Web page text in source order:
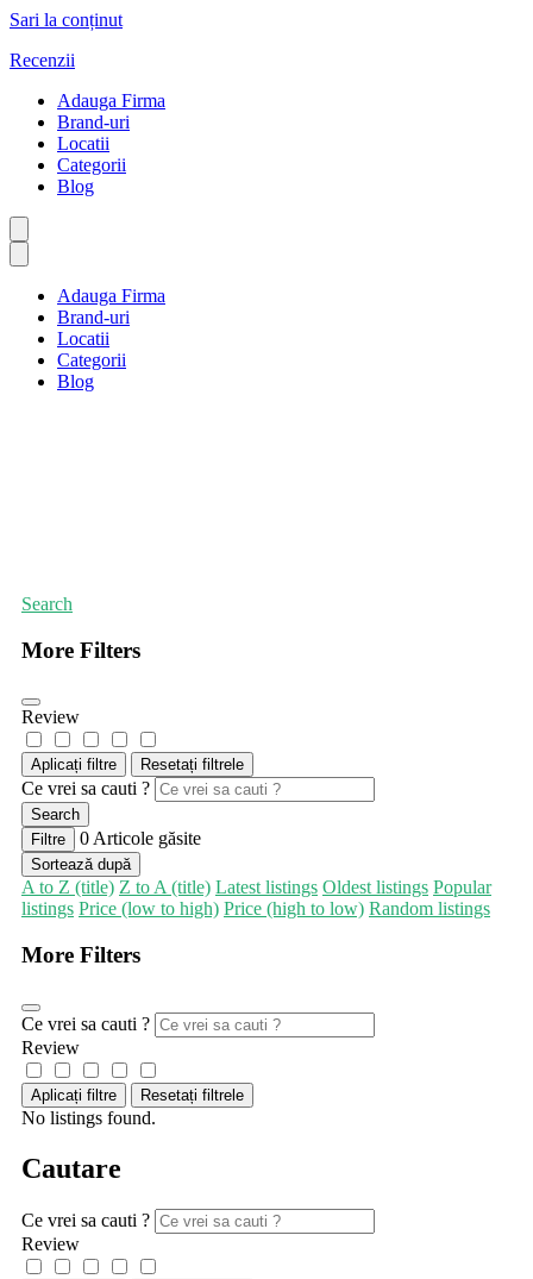
Sari la conținut
Recenzii
Adauga Firma
Brand-uri
Locatii
Categorii
Blog
Adauga Firma
Brand-uri
Locatii
Categorii
Blog
Search
More Filters
Review
Aplicați filtre Resetați filtrele
Ce vrei sa cauti ?
Search
Filtre
0 Articole găsite
Sortează după
A to Z (title) Z to A (title) Latest listings Oldest listings Popular
listings Price (low to high) Price (high to low) Random listings
More Filters
Ce vrei sa cauti ?
Review
Aplicați filtre Resetați filtrele
No listings found.
Cautare
Ce vrei sa cauti ?
Review